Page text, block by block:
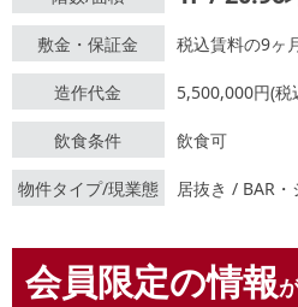
敷金・保証金 税込賃料の9ヶ
造作代金 5,500,000円(税
飲食条件 飲食可
物件タイプ/現業態 居抜き / BAR
会員限定の情報